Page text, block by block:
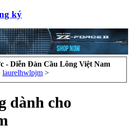
ký
- Diễn Đàn Cầu Lông Việt Nam
laurelhwlpjm >
dành cho